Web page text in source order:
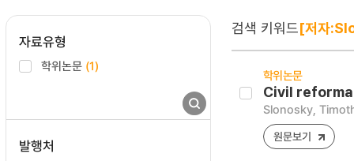
자료유형
학위논문 (1)
발행처
검색 키워드[저자
학위논문
Civil
Slonosky,
원문보기